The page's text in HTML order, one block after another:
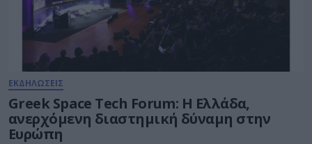
ΕΚΔΗΛΩΣΕΙΣ
Greek Space Tech Forum: Η Ελλάδα,
ανερχόμενη διαστημική δύναμη στην
Ευρώπη